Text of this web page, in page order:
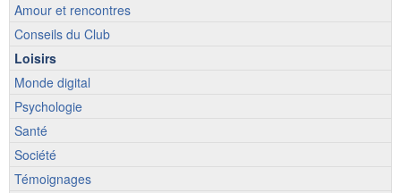
Amour et rencontres
Conseils du Club
Loisirs
Monde digital
Psychologie
Santé
Société
Témoignages